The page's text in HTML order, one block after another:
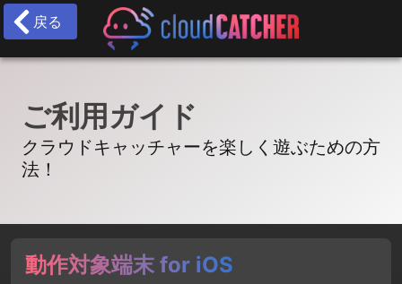
戻る
ご利用ガイド
クラウドキャッチャーを楽しく遊ぶための方
法！
動作対象端末 for iOS